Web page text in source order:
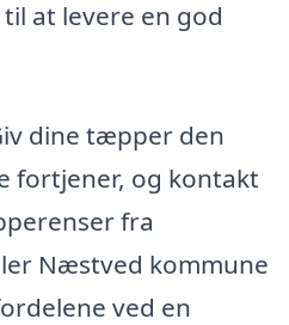
at levere en god
dine tæpper den
fortjener, og kontakt
fra
Næstved kommune
ved en